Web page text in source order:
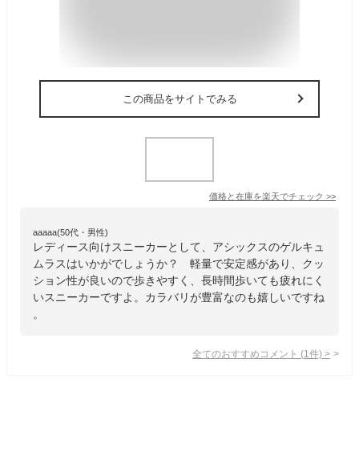
この商品をサイトでみる
価格と在庫を楽天でチェック >>
aaaaa(50代・男性)
レディース向けスニーカーとして、アシックスのゲルキュ
ムラスはいかがでしょうか？ 軽量で安定感があり、クッ
ション性が良いので歩きやすく、長時間歩いても疲れにく
いスニーカーですよ。カラバリが豊富なのも嬉しいですね
。
全てのおすすめコメント (1 件) >